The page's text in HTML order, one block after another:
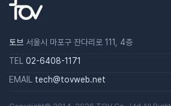
토브 서울시 마포구 잔다리로 111, 4층
TEL 02-6408-1171
EMAIL tech@tovweb.net